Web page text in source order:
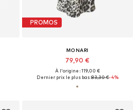
PROMOS
MONARI
79,90 €
À l'origine : 119,00 €
Dernier prix le plus bas :83,30 €-4%